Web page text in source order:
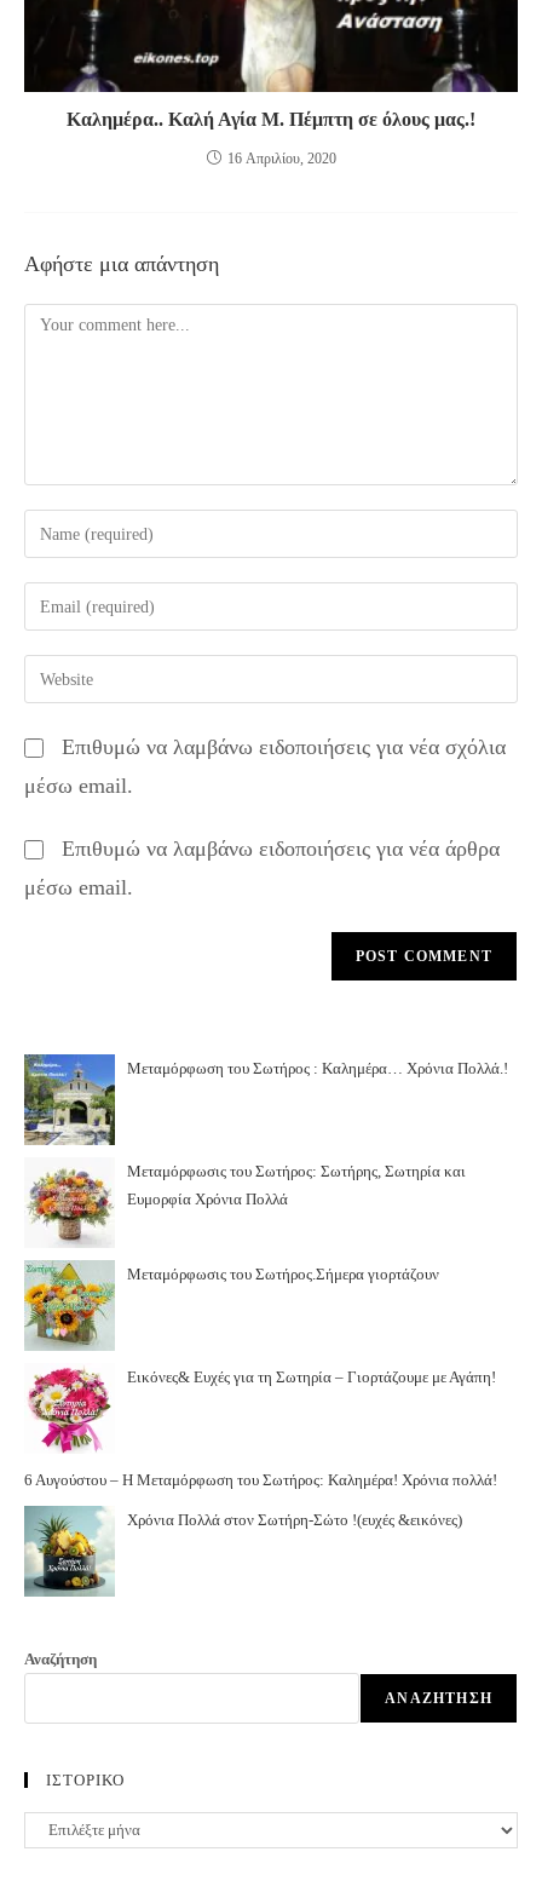
Καλημέρα.. Καλή Αγία Μ. Πέμπτη σε όλους μας.!
16 Απριλίου, 2020
Αφήστε μια απάντηση
Comment
Enter
your
name
comment
Enter
your
email
address
comment
Enter
your
URL
(optional)
Επιθυμώ να λαμβάνω ειδοποιήσεις για νέα σχόλια
μέσω email.
Επιθυμώ να λαμβάνω ειδοποιήσεις για νέα άρθρα
μέσω email.
Μεταμόρφωση του Σωτήρος : Καλημέρα… Χρόνια Πολλά.!
Μεταμόρφωσις του Σωτήρος: Σωτήρης, Σωτηρία και
Ευμορφία Χρόνια Πολλά
Μεταμόρφωσις του Σωτήρος.Σήμερα γιορτάζουν
Εικόνες& Ευχές για τη Σωτηρία – Γιορτάζουμε με Αγάπη!
6 Αυγούστου – Η Μεταμόρφωση του Σωτήρος: Καλημέρα! Χρόνια πολλά!
Χρόνια Πολλά στον Σωτήρη-Σώτο !(ευχές &εικόνες)
Αναζήτηση
ΑΝΑΖΉΤΗΣΗ
ΙΣΤΟΡΙΚΟ
ΙΣΤΟΡΙΚΟ